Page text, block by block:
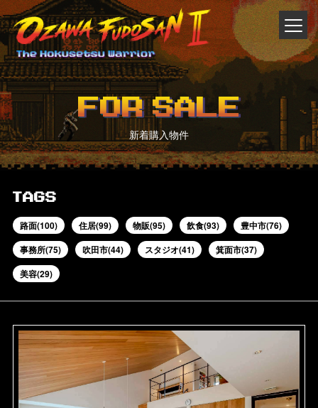
FOR SALE
新着購入物件
TAGS
路面(100) 住居(99) 物販(95) 飲食(93)
豊中市(76)
事務所(75)
吹田市(44) スタジオ(41)
箕面市(37)
美容(29)